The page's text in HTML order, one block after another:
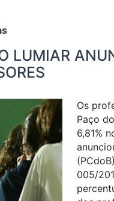
LUMIAR
Os
Paço
6,81%
005/